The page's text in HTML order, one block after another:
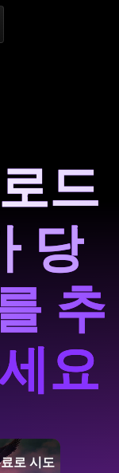
드
당
추
요
로 시도